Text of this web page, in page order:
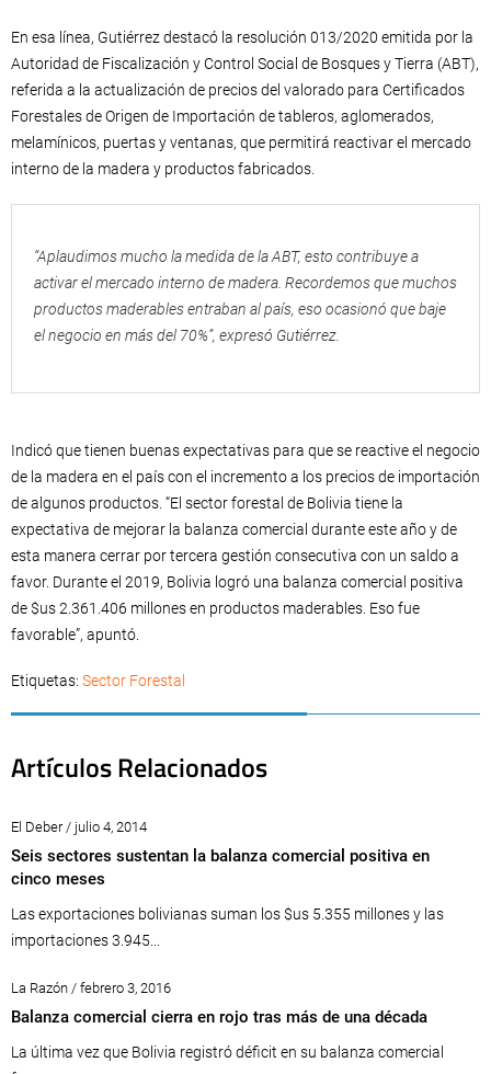
En esa línea, Gutiérrez destacó la resolución 013/2020 emitida por la
Autoridad de Fiscalización y Control Social de Bosques y Tierra (ABT),
referida a la actualización de precios del valorado para Certificados
Forestales de Origen de Importación de tableros, aglomerados,
melamínicos, puertas y ventanas, que permitirá reactivar el mercado
interno de la madera y productos fabricados.
“Aplaudimos mucho la medida de la ABT, esto contribuye a
activar el mercado interno de madera. Recordemos que muchos
productos maderables entraban al país, eso ocasionó que baje
el negocio en más del 70%”, expresó Gutiérrez.
Indicó que tienen buenas expectativas para que se reactive el negocio
de la madera en el país con el incremento a los precios de importación
de algunos productos. “El sector forestal de Bolivia tiene la
expectativa de mejorar la balanza comercial durante este año y de
esta manera cerrar por tercera gestión consecutiva con un saldo a
favor. Durante el 2019, Bolivia logró una balanza comercial positiva
de $us 2.361.406 millones en productos maderables. Eso fue
favorable”, apuntó.
Etiquetas: Sector Forestal
Artículos Relacionados
El Deber / julio 4, 2014
Seis sectores sustentan la balanza comercial positiva en
cinco meses
Las exportaciones bolivianas suman los $us 5.355 millones y las
importaciones 3.945...
La Razón / febrero 3, 2016
Balanza comercial cierra en rojo tras más de una década
La última vez que Bolivia registró déficit en su balanza comercial